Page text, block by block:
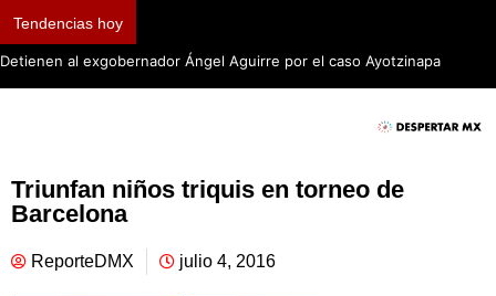
Tendencias hoy
Detienen al exgobernador Ángel Aguirre por el caso Ayotzinapa
Triunfan niños triquis en torneo de
Barcelona
ReporteDMX julio 4, 2016